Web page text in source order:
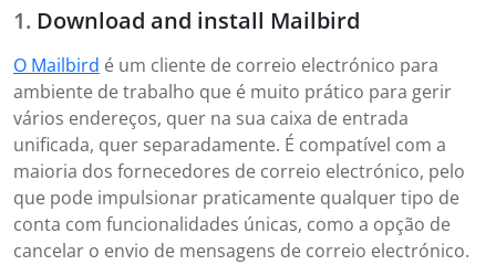
Download and install Mailbird
O Mailbird é um cliente de correio electrónico para
ambiente de trabalho que é muito prático para gerir
vários endereços, quer na sua caixa de entrada
unificada, quer separadamente. É compatível com a
maioria dos fornecedores de correio electrónico, pelo
que pode impulsionar praticamente qualquer tipo de
conta com funcionalidades únicas, como a opção de
cancelar o envio de mensagens de correio electrónico.